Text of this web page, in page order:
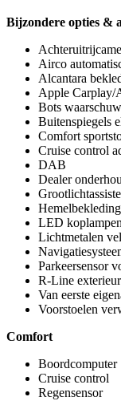
Bijzondere opties &
Airco
Alcantara
Apple Carplay/
Bots
Buitenspiegels
Comfort
Cruise control
DAB
Dealer
LED koplampen
Lichtmetalen
Parkeersensor
R-Line exterieur
Van eerste
Voorstoelen
Comfort
Boordcomputer
Cruise control
Regensensor